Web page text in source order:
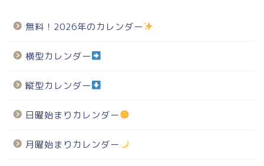
無料！2026年のカレンダー
横型カレンダー
縦型カレンダー
日曜始まりカレンダー
月曜始まりカレンダー